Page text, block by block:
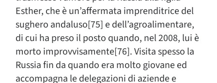
Esther, che è un’affermata imprenditrice del
sughero andaluso[75] e dell’agroalimentare,
di cui ha preso il posto quando, nel 2008, lui è
morto improvvisamente[76]. Visita spesso la
Russia fin da quando era molto giovane ed
accompagna le delegazioni di aziende e